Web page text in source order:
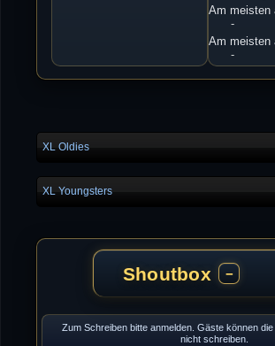
Am meisten
-
Am meisten
-
XL Oldies
XL Youngsters
Shoutbox −
Zum Schreiben bitte anmelden. Gäste können
nicht schreiben.